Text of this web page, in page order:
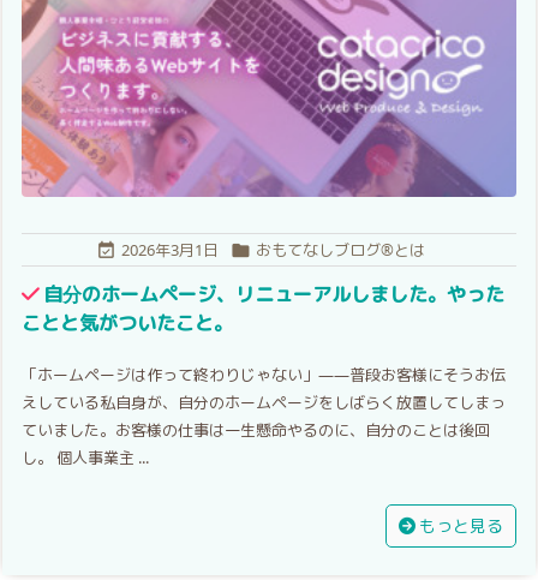
 2026年3月1日  おもてなしブログ®とは
自分のホームページ、リニューアルしました。やった
ことと気がついたこと。
「ホームページは作って終わりじゃない」——普段お客様にそうお伝
えしている私自身が、自分のホームページをしばらく放置してしまっ
ていました。お客様の仕事は一生懸命やるのに、自分のことは後回
し。 個人事業主 ...
もっと見る